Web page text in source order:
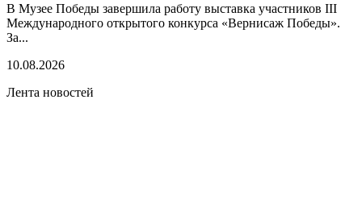
В Музее Победы завершила работу выставка участников III
Международного открытого конкурса «Вернисаж Победы».
За...
10.08.2026
Лента новостей